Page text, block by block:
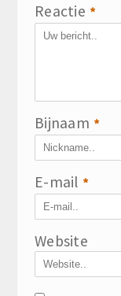
Reactie *
Bijnaam *
E-mail *
Website